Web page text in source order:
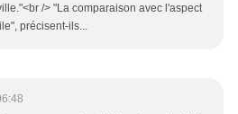
/> "La comparaison avec l'aspect
précisent-ils...